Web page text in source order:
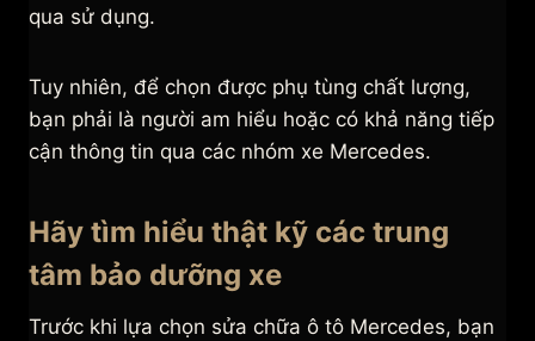
qua sử dụng.
Tuy nhiên, để chọn được phụ tùng chất lượng,
bạn phải là người am hiểu hoặc có khả năng tiếp
cận thông tin qua các nhóm xe Mercedes.
Hãy tìm hiểu thật kỹ các trung
tâm bảo dưỡng xe
Trước khi lựa chọn sửa chữa ô tô Mercedes, bạn